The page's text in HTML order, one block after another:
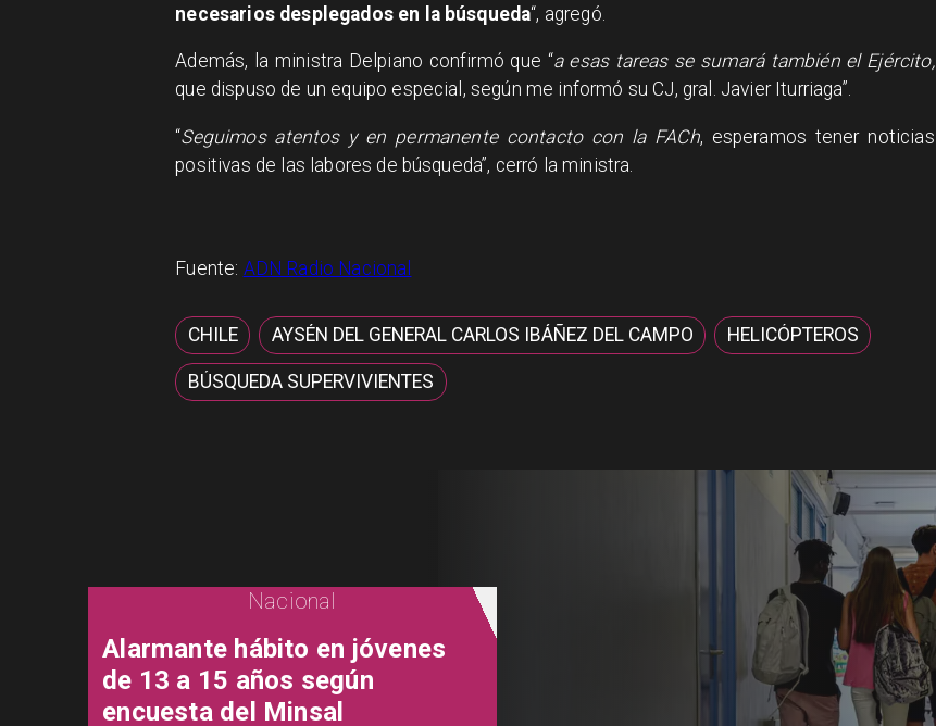
necesarios desplegados en la búsqueda“, agregó.
Además, la ministra Delpiano confirmó que “a esas tareas se sumará también el Ejército,
que dispuso de un equipo especial, según me informó su CJ, gral. Javier Iturriaga”.
“Seguimos atentos y en permanente contacto con la FACh, esperamos tener noticias
positivas de las labores de búsqueda”, cerró la ministra.
Fuente: ADN Radio Nacional
CHILE AYSÉN DEL GENERAL CARLOS IBÁÑEZ DEL CAMPO HELICÓPTEROS
BÚSQUEDA SUPERVIVIENTES
Nacional
Alarmante hábito en jóvenes
de 13 a 15 años según
encuesta del Minsal